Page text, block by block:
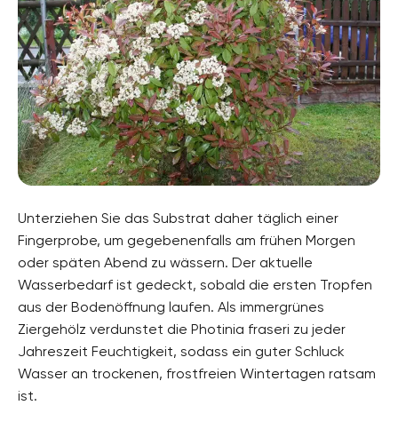
Unterziehen Sie das Substrat daher täglich einer
Fingerprobe, um gegebenenfalls am frühen Morgen
oder späten Abend zu wässern. Der aktuelle
Wasserbedarf ist gedeckt, sobald die ersten Tropfen
aus der Bodenöffnung laufen. Als immergrünes
Ziergehölz verdunstet die Photinia fraseri zu jeder
Jahreszeit Feuchtigkeit, sodass ein guter Schluck
Wasser an trockenen, frostfreien Wintertagen ratsam
ist.